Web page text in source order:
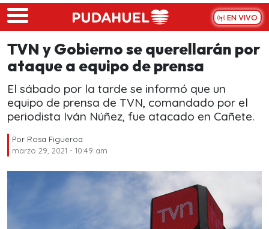
Skip to main content
EN VIVO
TVN y Gobierno se querellarán por
ataque a equipo de prensa
El sábado por la tarde se informó que un
equipo de prensa de TVN, comandado por el
periodista Iván Núñez, fue atacado en Cañete.
Por Rosa Figueroa
marzo 29, 2021 - 10:49 am